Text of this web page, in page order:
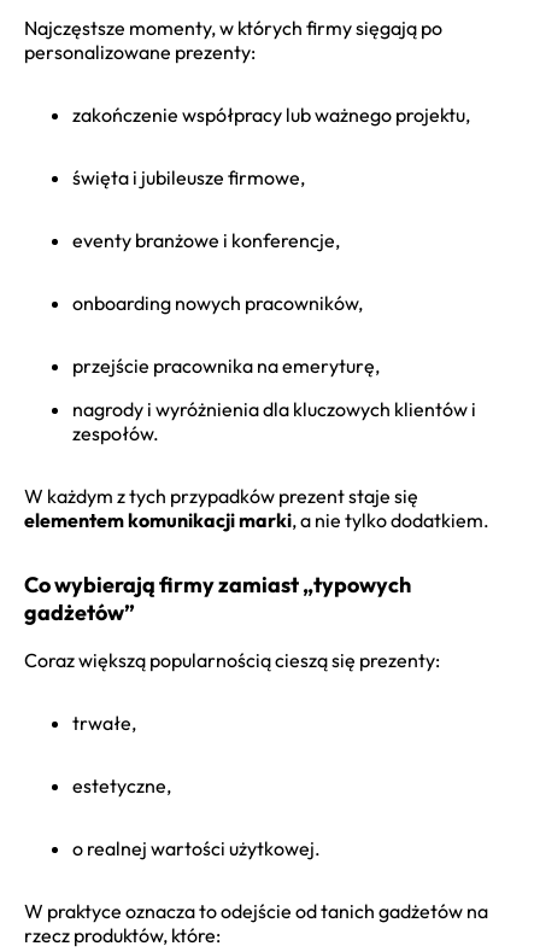
Najczęstsze momenty, w których firmy sięgają po
personalizowane prezenty:
zakończenie współpracy lub ważnego projektu,
święta i jubileusze firmowe,
eventy branżowe i konferencje,
onboarding nowych pracowników,
przejście pracownika na emeryturę,
nagrody i wyróżnienia dla kluczowych klientów i
zespołów.
W każdym z tych przypadków prezent staje się
elementem komunikacji marki, a nie tylko dodatkiem.
Co wybierają firmy zamiast „typowych
gadżetów”
Coraz większą popularnością cieszą się prezenty:
trwałe,
estetyczne,
o realnej wartości użytkowej.
W praktyce oznacza to odejście od tanich gadżetów na
rzecz produktów, które: